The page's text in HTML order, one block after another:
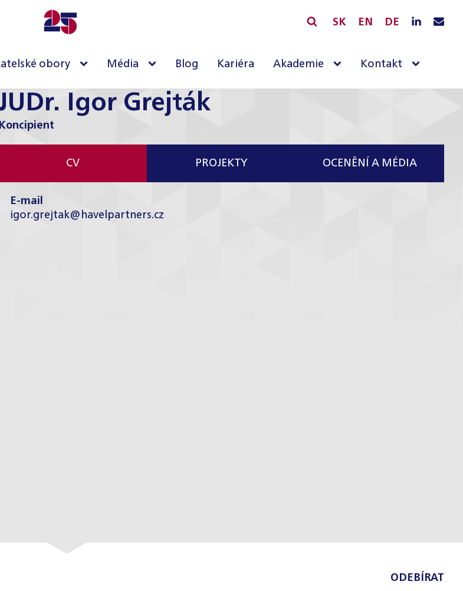
SK EN DE
obory Média Blog Kariéra Akademie Kontakt
Igor Grejták
Koncipient
CV PROJEKTY OCENĚNÍ A MÉDIA
E-mail
igor.grejtak@havelpartners.cz
ODEBÍRAT